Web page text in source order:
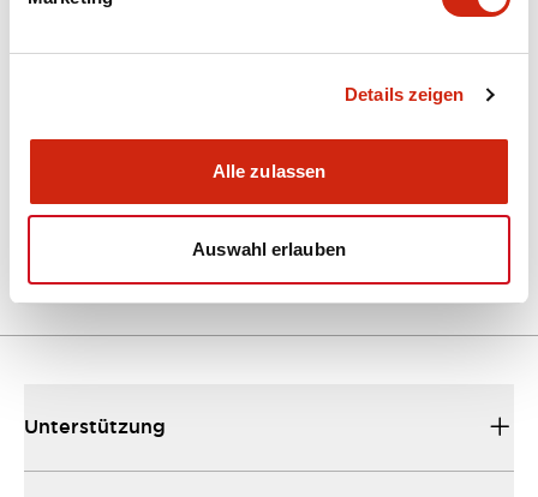
Details zeigen
Alle zulassen
Auswahl erlauben
Dokumente und Dateien
Bedienungsanleitung
10/10/2024.PDF5.62MB
Unterstützung